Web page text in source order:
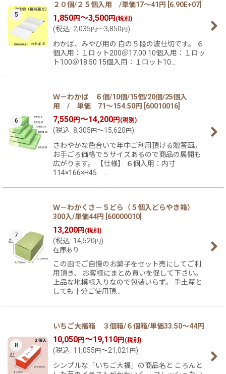
5
２０個/２５個入用 /単価17〜41円
6.90E+07
1,850円～3,500円 (税別)
(税込: 2,035 円 ～3,850 円 )
わかば、みやび用の 白の５段の波仕切です。 ６
個入用：１ロット200＠17.00 10個入用：１ロッ
ト100＠18.50 15個入用：１ロット10…
6
Ｗ－わかば ６個/10個/15個/20個/25個入
用 / 単価 71〜154.50円
60010016
7,550円～14,200円 (税別)
(税込: 8,305 円 ～15,620 円 )
さわやかな色合いで年中ご利用頂ける贈答函。
お手ごろ価格で５サイズあるので商品の展開も
広がります。 【仕様】 ６個入用：内寸
114×166×H45 …
7
Ｗ－わかくさ－５どら（５個入どらやき箱）
300入/単価44円
60000010
13,200円 (税別)
(税込: 14,520 円 )
在庫あり
この函でご自慢のお菓子をセット売にしてご利
用頂き、 お客様にまとめ買いを促して下さい。
上品な地模様入りなので包装いらず。 手土産と
しても十分ご使用頂…
8
いちご大福箱 ３個箱/６個箱/単価33.50〜44円
10,050円～19,110円 (税別)
(税込: 11,055 円 ～21,021 円 )
シンプルな「いちご大福」の商品名と ころんと